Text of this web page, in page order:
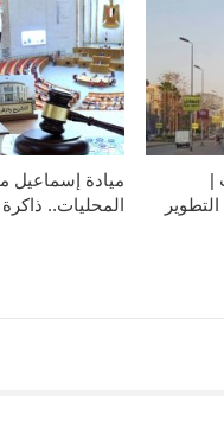
ميادة إسماعيل
المحليات.. ذاكرة
|